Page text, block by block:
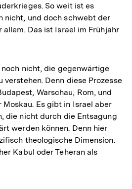
So weit ist es
nicht, und doch schwebt der
Das ist Israel im Frühjahr
nicht, die gegenwärtige
Denn diese Prozesse
Warschau, Rom, und
Es gibt in Israel aber
die nicht durch die Entsagung
werden können. Denn hier
theologische Dimension.
Kabul oder Teheran als